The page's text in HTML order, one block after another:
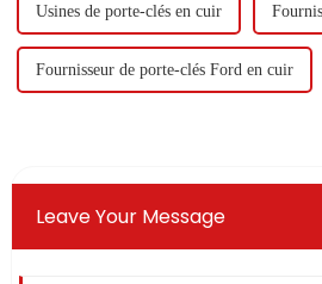
Usines de porte-clés en cuir
Fournisseur de porte-clés Ford en cuir
Leave Your Message